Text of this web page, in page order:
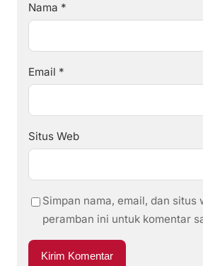
Nama *
Email *
Situs Web
Simpan nama, email, dan situs
peramban ini untuk komentar